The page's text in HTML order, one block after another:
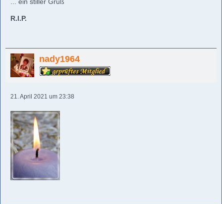
R.I.P.
nady1964
21. April 2021 um 23:38